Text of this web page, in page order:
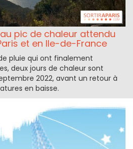
pic de chaleur attendu
et en Ile-de-France
pluie qui ont finalement
deux jours de chaleur sont
2022, avant un retour à
en baisse.